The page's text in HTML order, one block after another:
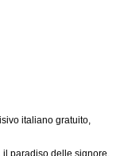
italiano gratuito,
il paradiso delle signore,